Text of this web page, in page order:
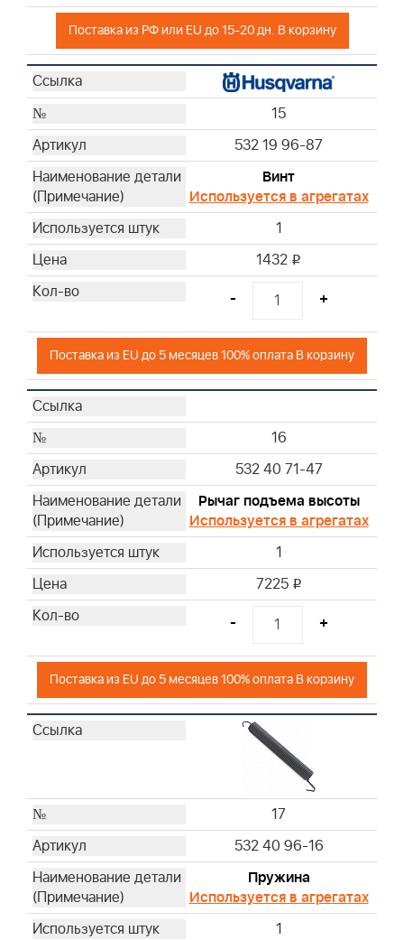
Поставка из РФ или EU до 15-20 дн. В корзину
15
532 19 96-87
Винт
Используется в агрегатах
1
1432 i
- +
Поставка из EU до 5 месяцев 100% оплата В корзину
16
532 40 71-47
Рычаг подъема высоты
Используется в агрегатах
1
7225 i
- +
Поставка из EU до 5 месяцев 100% оплата В корзину
17
532 40 96-16
Пружина
Используется в агрегатах
1